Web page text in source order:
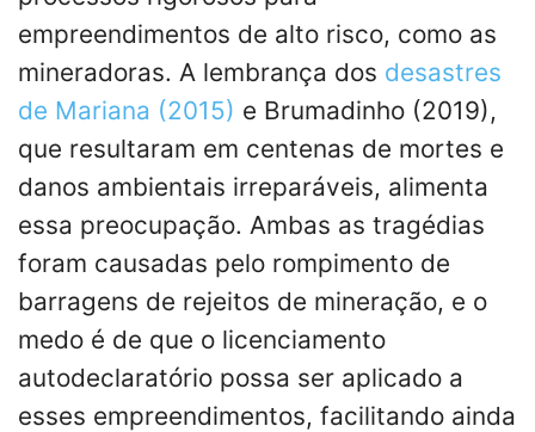
empreendimentos de alto risco, como as
mineradoras. A lembrança dos desastres
de Mariana (2015) e Brumadinho (2019),
que resultaram em centenas de mortes e
danos ambientais irreparáveis, alimenta
essa preocupação. Ambas as tragédias
foram causadas pelo rompimento de
barragens de rejeitos de mineração, e o
medo é de que o licenciamento
autodeclaratório possa ser aplicado a
esses empreendimentos, facilitando ainda